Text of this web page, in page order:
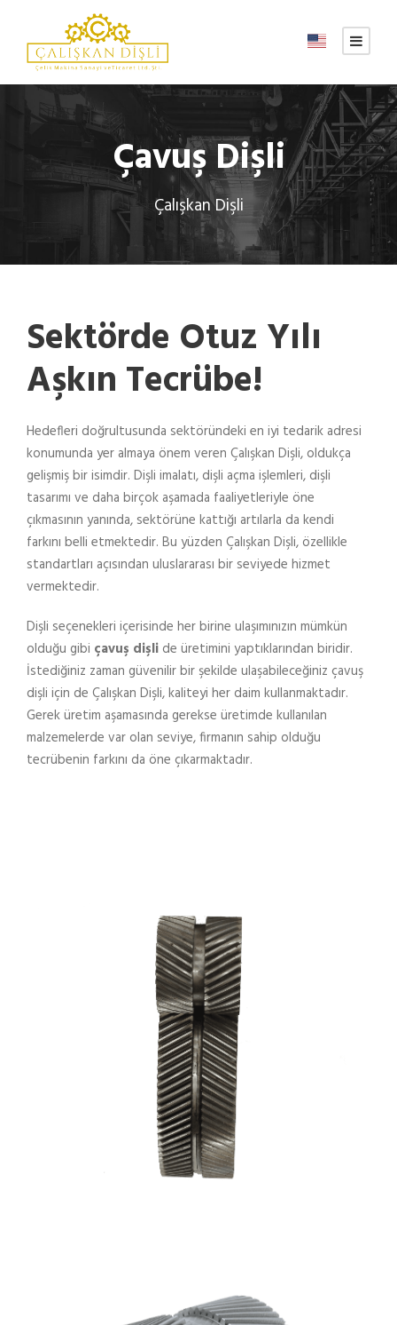
Çavuş Dişli
Çalışkan Dişli
Sektörde Otuz Yılı
Aşkın Tecrübe!
Hedefleri doğrultusunda sektöründeki en iyi tedarik adresi
konumunda yer almaya önem veren Çalışkan Dişli, oldukça
gelişmiş bir isimdir. Dişli imalatı, dişli açma işlemleri, dişli
tasarımı ve daha birçok aşamada faaliyetleriyle öne
çıkmasının yanında, sektörüne kattığı artılarla da kendi
farkını belli etmektedir. Bu yüzden Çalışkan Dişli, özellikle
standartları açısından uluslararası bir seviyede hizmet
vermektedir.
Dişli seçenekleri içerisinde her birine ulaşımınızın mümkün
olduğu gibi çavuş dişli de üretimini yaptıklarından biridir.
İstediğiniz zaman güvenilir bir şekilde ulaşabileceğiniz çavuş
dişli için de Çalışkan Dişli, kaliteyi her daim kullanmaktadır.
Gerek üretim aşamasında gerekse üretimde kullanılan
malzemelerde var olan seviye, firmanın sahip olduğu
tecrübenin farkını da öne çıkarmaktadır.
ÇAVUŞ DIŞLI